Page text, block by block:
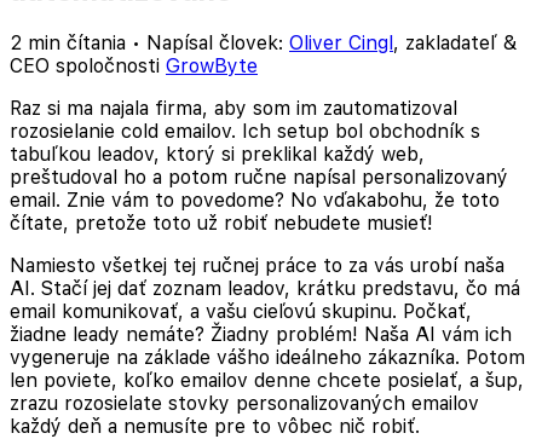
2 min čítania • Napísal človek: Oliver Cingl, zakladateľ &
CEO spoločnosti GrowByte
Raz si ma najala firma, aby som im zautomatizoval
rozosielanie cold emailov. Ich setup bol obchodník s
tabuľkou leadov, ktorý si preklikal každý web,
preštudoval ho a potom ručne napísal personalizovaný
email. Znie vám to povedome? No vďakabohu, že toto
čítate, pretože toto už robiť nebudete musieť!
Namiesto všetkej tej ručnej práce to za vás urobí naša
AI. Stačí jej dať zoznam leadov, krátku predstavu, čo má
email komunikovať, a vašu cieľovú skupinu. Počkať,
žiadne leady nemáte? Žiadny problém! Naša AI vám ich
vygeneruje na základe vášho ideálneho zákazníka. Potom
len poviete, koľko emailov denne chcete posielať, a šup,
zrazu rozosielate stovky personalizovaných emailov
každý deň a nemusíte pre to vôbec nič robiť.